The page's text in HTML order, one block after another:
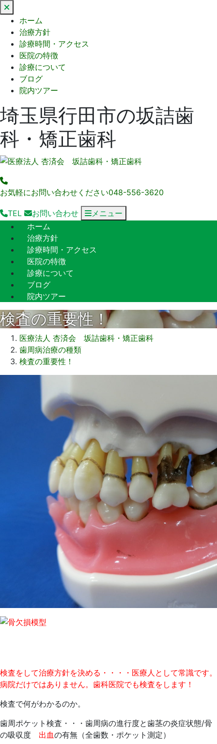
じ
る
ホーム
治療方針
診療時間・アクセス
医院の特徴
診療について
ブログ
院内ツアー
埼玉県行田市の坂詰歯
科・矯正歯科
お気軽にお問い合わせください048-556-3620
TEL お問い合わせ
メニュー
ホーム
治療方針
診療時間・アクセス
医院の特徴
診療について
ブログ
院内ツアー
検査の重要性！
医療法人 杏済会 坂詰歯科・矯正歯科
歯周病治療の種類
検査の重要性！
検査をして治療方針を決める・・・・医療人として常識です。
病院だけではありません。歯科医院でも検査をします！
検査で何がわかるのか。
歯周ポケット検査・・・歯周病の進行度と歯茎の炎症状態/骨
の吸収度 出血の有無（全歯数・ポケット測定）